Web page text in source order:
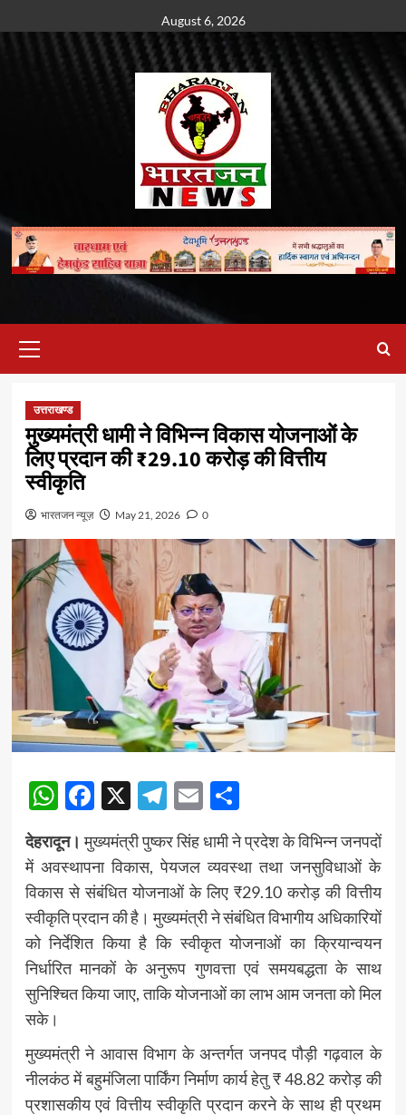
to
August 6, 2026
Menu
उत्तराखण्ड
मुख्यमंत्री धामी ने विभिन्न विकास योजनाओं के
लिए प्रदान की ₹29.10 करोड़ की वित्तीय
स्वीकृति
भारतजन न्यूज़ May 21, 2026 0
WhatsApp
Facebook
X Telegram
EmailShare
देहरादून।मुख्यमंत्री पुष्कर सिंह धामी ने प्रदेश के विभिन्न जनपदों
में अवस्थापना विकास, पेयजल व्यवस्था तथा जनसुविधाओं के
विकास से संबंधित योजनाओं के लिए ₹29.10 करोड़ की वित्तीय
स्वीकृति प्रदान की है। मुख्यमंत्री ने संबंधित विभागीय अधिकारियों
को निर्देशित किया है कि स्वीकृत योजनाओं का क्रियान्वयन
निर्धारित मानकों के अनुरूप गुणवत्ता एवं समयबद्धता के साथ
सुनिश्चित किया जाए, ताकि योजनाओं का लाभ आम जनता को मिल
सके।
मुख्यमंत्री ने आवास विभाग के अन्तर्गत जनपद पौड़ी गढ़वाल के
नीलकंठ में बहुमंजिला पार्किंग निर्माण कार्य हेतु ₹ 48.82 करोड़ की
प्रशासकीय एवं वित्तीय स्वीकृति प्रदान करने के साथ ही प्रथम